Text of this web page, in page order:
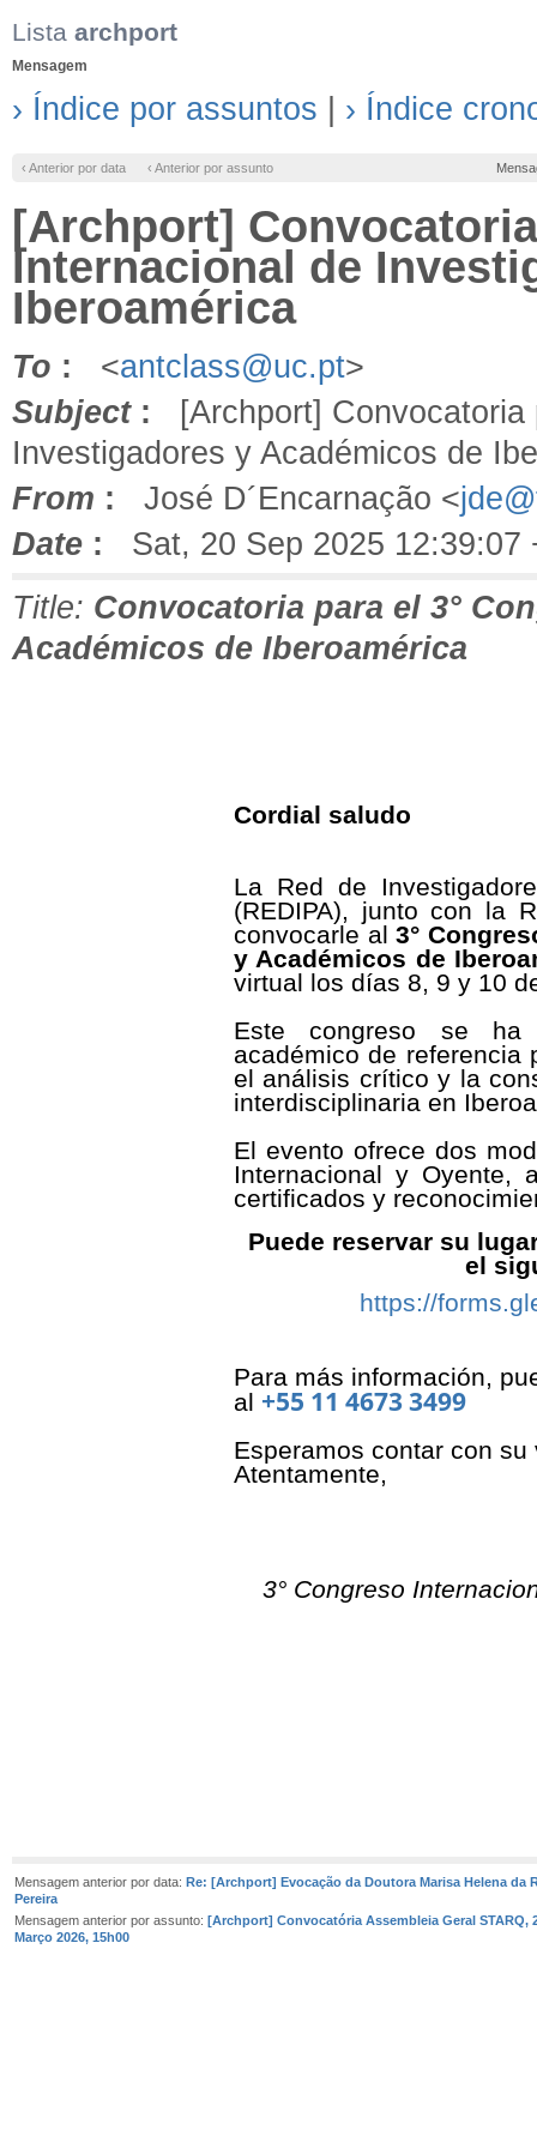
Lista archport
Mensagem
› Índice por assuntos › Índice
‹ Anterior por data ‹ Anterior por assunto
[Archport]
Internacional de
Iberoamérica
To : <antclass@uc.pt>
Subject: [Archport] Convocatoria
Investigadores y Académicos de
From : José D´Encarnação <
Date : Sat, 20 Sep 2025 12:39:07
Title: Convocatoria para el 3°
Académicos de Iberoamérica
Cordial saludo
La Red de
(REDIPA), junto con la
convocarle al3°
y Académicos de
virtual los días 8, 9 y 10
Este congreso se ha
académico de referencia
el análisis crítico y la
interdisciplinaria en
El evento ofrece dos
Internacional y Oyente,
certificados y
Puede reservar su
el
https://
Para más información,
al +55 11 4673 3499
Esperamos contar con
Atentamente,
3° Congreso
Mensagem anterior por data: Re: [Archport] Evocação da Doutora Marisa Helena da
Pereira
Mensagem anterior por assunto: [Archport] Convocatória Assembleia Geral STARQ,
Março 2026, 15h00